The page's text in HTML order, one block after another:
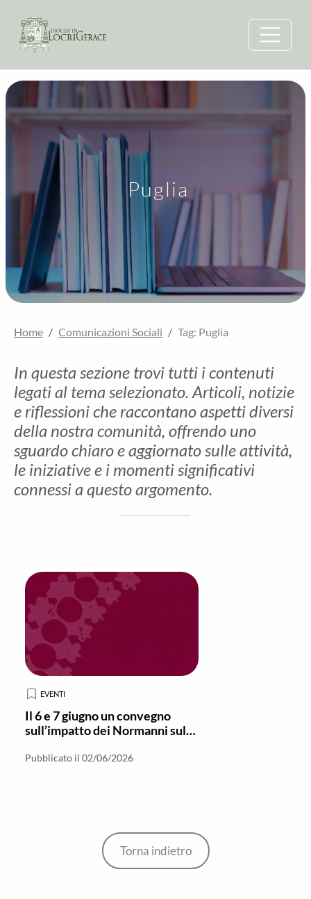
Puglia
Home Comunicazioni Sociali Tag: Puglia
In questa sezione trovi tutti i contenuti
legati al tema selezionato. Articoli, notizie
e riflessioni che raccontano aspetti diversi
della nostra comunità, offrendo uno
sguardo chiaro e aggiornato sulle attività,
le iniziative e i momenti significativi
connessi a questo argomento.
EVENTI
Il 6 e 7 giugno un convegno
sull’impatto dei Normanni sul
Pubblicato il 02/06/2026
Torna indietro